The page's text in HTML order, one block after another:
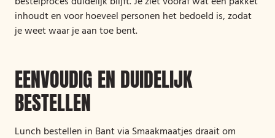
inhoudt en voor hoeveel personen het bedoeld is, zodat
je weet waar je aan toe bent.
EENVOUDIG EN DUIDELIJK
BESTELLEN
Lunch bestellen in Bant via Smaakmaatjes draait om